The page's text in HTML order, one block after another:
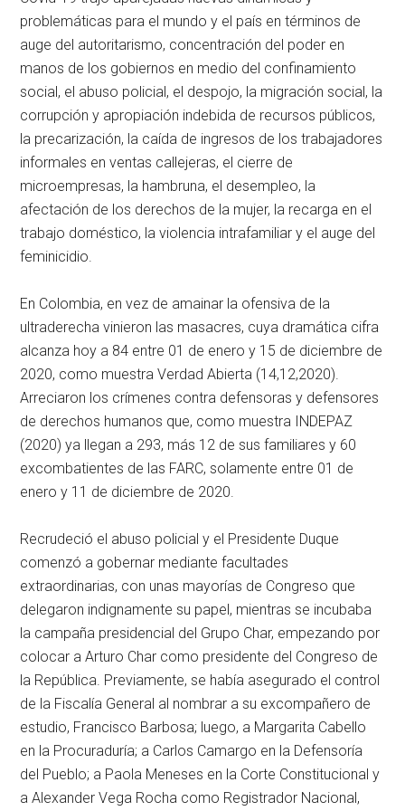
problemáticas para el mundo y el país en términos de
auge del autoritarismo, concentración del poder en
manos de los gobiernos en medio del confinamiento
social, el abuso policial, el despojo, la migración social, la
corrupción y apropiación indebida de recursos públicos,
la precarización, la caída de ingresos de los trabajadores
informales en ventas callejeras, el cierre de
microempresas, la hambruna, el desempleo, la
afectación de los derechos de la mujer, la recarga en el
trabajo doméstico, la violencia intrafamiliar y el auge del
feminicidio.
En Colombia, en vez de amainar la ofensiva de la
ultraderecha vinieron las masacres, cuya dramática cifra
alcanza hoy a 84 entre 01 de enero y 15 de diciembre de
2020, como muestra Verdad Abierta (14,12,2020).
Arreciaron los crímenes contra defensoras y defensores
de derechos humanos que, como muestra INDEPAZ
(2020) ya llegan a 293, más 12 de sus familiares y 60
excombatientes de las FARC, solamente entre 01 de
enero y 11 de diciembre de 2020.
Recrudeció el abuso policial y el Presidente Duque
comenzó a gobernar mediante facultades
extraordinarias, con unas mayorías de Congreso que
delegaron indignamente su papel, mientras se incubaba
la campaña presidencial del Grupo Char, empezando por
colocar a Arturo Char como presidente del Congreso de
la República. Previamente, se había asegurado el control
de la Fiscalía General al nombrar a su excompañero de
estudio, Francisco Barbosa; luego, a Margarita Cabello
en la Procuraduría; a Carlos Camargo en la Defensoría
del Pueblo; a Paola Meneses en la Corte Constitucional y
a Alexander Vega Rocha como Registrador Nacional,